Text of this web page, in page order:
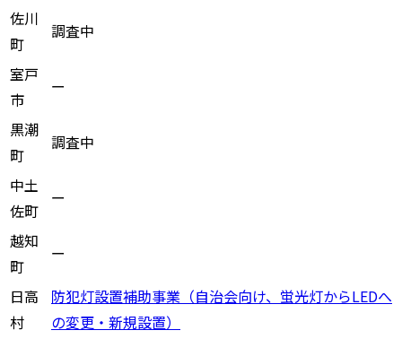
佐川
町
調査中
室戸
市
ー
黒潮
町
調査中
中土
佐町
ー
越知
町
ー
日高
村
防犯灯設置補助事業（自治会向け、蛍光灯からLEDへ
の変更・新規設置）